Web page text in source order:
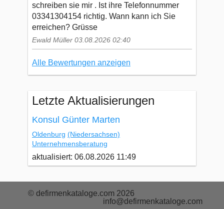
schreiben sie mir . Ist ihre Telefonnummer
03341304154 richtig. Wann kann ich Sie
erreichen? Grüsse
Ewald Müller 03.08.2026 02:40
Alle Bewertungen anzeigen
Letzte Aktualisierungen
Konsul Günter Marten
Oldenburg (Niedersachsen)
Unternehmensberatung
aktualisiert: 06.08.2026 11:49
© defirmenkataloge.com 2026
info@defirmenkataloge.com